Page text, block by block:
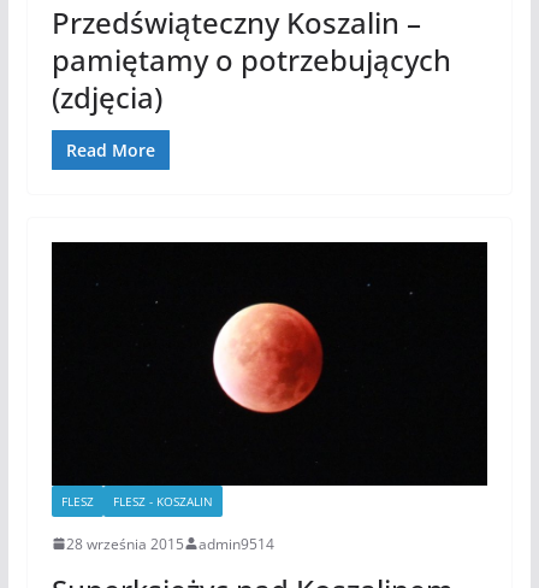
Przedświąteczny Koszalin –
pamiętamy o potrzebujących
(zdjęcia)
Read More
FLESZ FLESZ - KOSZALIN
28 września 2015 admin9514